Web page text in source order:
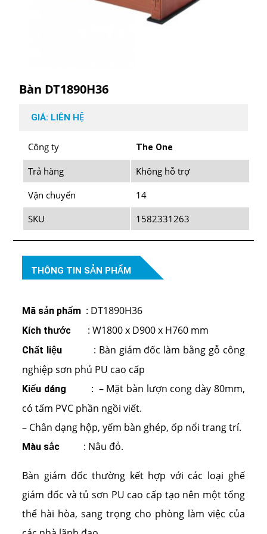
Bàn DT1890H36
GIÁ: LIÊN HỆ
Công ty The One
Trả hàng
Không hỗ trợ
Vận chuyển
14
SKU
1582331263
THÔNG TIN SẢN PHẨM
Mã sản phẩm : DT1890H36
Kích thước : W1800 x D900 x H760 mm
Chất liệu
: Bàn giám đốc làm bằng gỗ công
nghiệp sơn phủ PU cao cấp
Kiểu dáng
: – Mặt bàn lượn cong dày 80mm,
có tấm PVC phần ngồi viết.
– Chân dạng hộp, yếm bàn ghép, ốp nổi trang trí.
Màu sắc : Nâu đỏ.
Bàn giám đốc thường kết hợp với các loại ghế
giám đốc và tủ sơn PU cao cấp tạo nên một tổng
thể hài hòa, sang trọng cho phòng làm việc của